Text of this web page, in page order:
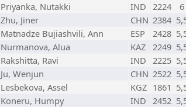
Priyanka, Nutakki IND 2224 6
Zhu, Jiner CHN 2384
Matnadze Bujiashvili, Ann ESP 2428
Nurmanova, Alua KAZ 2249
Rakshitta, Ravi IND 2225
Ju, Wenjun CHN 2522
Lesbekova, Assel KGZ 1861
Koneru, Humpy IND 2452